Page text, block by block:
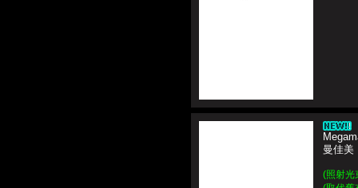
曼佳美
(照射光